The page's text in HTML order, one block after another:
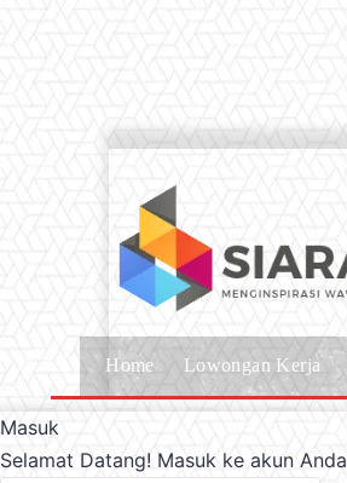
Home Lowongan Kerja
Masuk
Selamat Datang! Masuk ke akun Anda